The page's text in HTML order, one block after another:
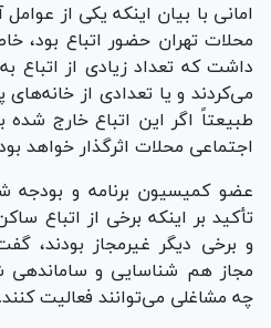
امانی با بیان اینکه یکی از
محلات تهران حضور اتباع بود،
داشت که تعداد زیادی از اتباع
می‌کردند و یا تعدادی از خانه‌های
طبیعتاً اگر این اتباع خارج
اجتماعی محلات اثرگذار خواهد
عضو کمیسیون برنامه و بودجه
تأکید بر اینکه برخی از اتباع
و برخی دیگر غیرمجاز بودند،
مجاز هم شناسایی و
چه مشاغلی می‌توانند فعالیت کنند.